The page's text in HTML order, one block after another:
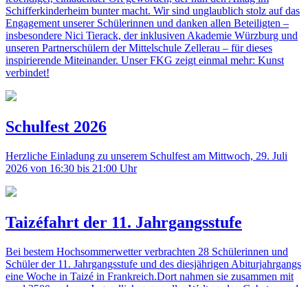
Schifferkinderheim bunter macht. Wir sind unglaublich stolz auf das
Engagement unserer Schülerinnen und danken allen Beteiligten –
insbesondere Nici Tierack, der inklusiven Akademie Würzburg und
unseren Partnerschülern der Mittelschule Zellerau – für dieses
inspirierende Miteinander. Unser FKG zeigt einmal mehr: Kunst
verbindet!
Schulfest 2026
Herzliche Einladung zu unserem Schulfest am Mittwoch, 29. Juli
2026 von 16:30 bis 21:00 Uhr
Taizéfahrt der 11. Jahrgangsstufe
Bei bestem Hochsommerwetter verbrachten 28 Schülerinnen und
Schüler der 11. Jahrgangsstufe und des diesjährigen Abiturjahrgangs
eine Woche in Taizé in Frankreich.Dort nahmen sie zusammen mit